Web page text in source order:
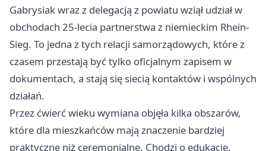
Gabrysiak wraz z delegacją z powiatu wziął udział w
obchodach 25-lecia partnerstwa z niemieckim Rhein-
Sieg. To jedna z tych relacji samorządowych, które z
czasem przestają być tylko oficjalnym zapisem w
dokumentach, a stają się siecią kontaktów i wspólnych
działań.
Przez ćwierć wieku wymiana objęła kilka obszarów,
które dla mieszkańców mają znaczenie bardziej
praktyczne niż ceremonialne. Chodzi o edukację,